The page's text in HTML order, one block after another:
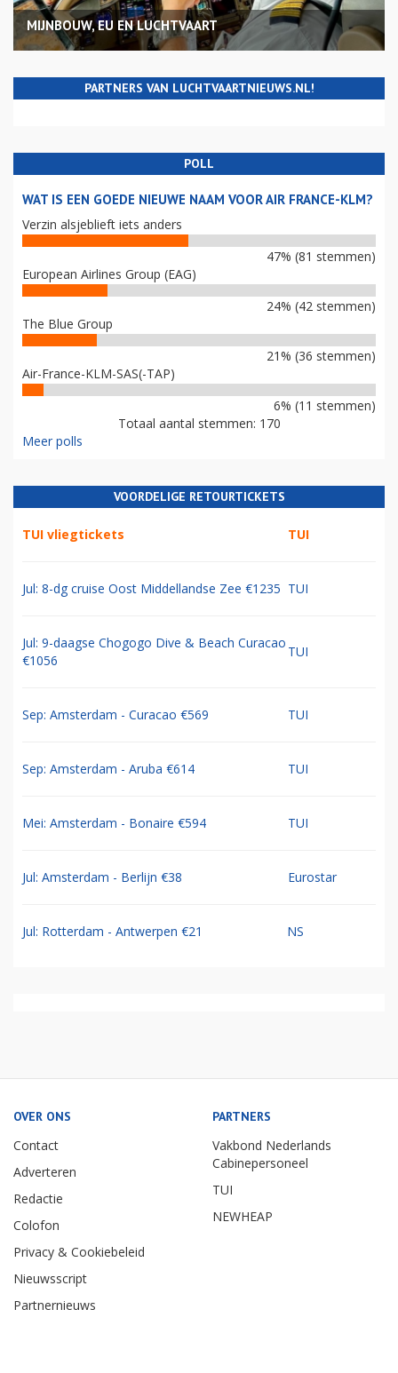
MIJNBOUW, EU EN LUCHTVAART
PARTNERS VAN LUCHTVAARTNIEUWS.NL!
POLL
WAT IS EEN GOEDE NIEUWE NAAM VOOR AIR FRANCE-KLM?
Verzin alsjeblieft iets anders
47% (81 stemmen)
European Airlines Group (EAG)
24% (42 stemmen)
The Blue Group
21% (36 stemmen)
Air-France-KLM-SAS(-TAP)
6% (11 stemmen)
Totaal aantal stemmen: 170
Meer polls
VOORDELIGE RETOURTICKETS
TUI vliegtickets TUI
Jul: 8-dg cruise Oost Middellandse Zee €1235 TUI
Jul: 9-daagse Chogogo Dive & Beach Curacao
€1056
TUI
Sep: Amsterdam - Curacao €569 TUI
Sep: Amsterdam - Aruba €614 TUI
Mei: Amsterdam - Bonaire €594 TUI
Jul: Amsterdam - Berlijn €38 Eurostar
Jul: Rotterdam - Antwerpen €21 NS
OVER ONS
Contact
Adverteren
Redactie
Colofon
Privacy & Cookiebeleid
Nieuwsscript
Partnernieuws
PARTNERS
Vakbond Nederlands
Cabinepersoneel
TUI
NEWHEAP